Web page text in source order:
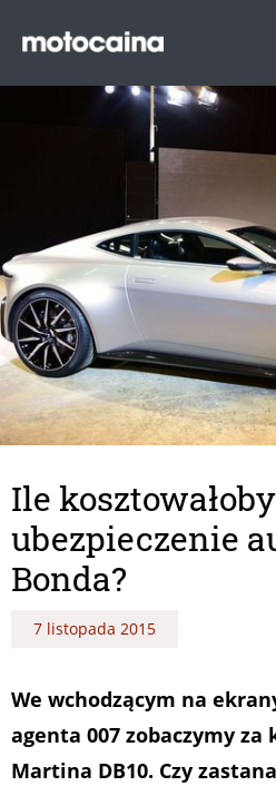
Ile kosztowałoby
ubezpieczenie
Bonda?
7 listopada 2015
We wchodzącym na
agenta 007 zobaczymy
Martina DB10. Czy